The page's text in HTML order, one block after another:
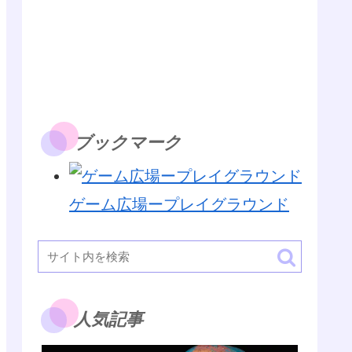
ブックマーク
ゲーム広場ープレイグラウンド
人気記事